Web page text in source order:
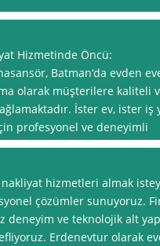
Hizmetinde Öncü:
Batman‘da evden
olarak müşterilere kaliteli
İster ev, ister iş
profesyonel ve deneyimli
hizmetleri almak
çözümler sunuyoruz.
deneyim ve teknolojik alt
Erdenevtur olarak